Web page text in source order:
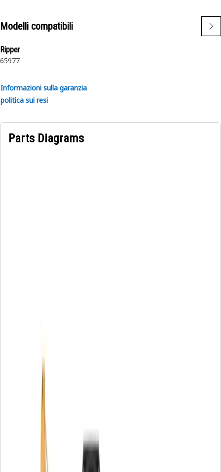
Modelli compatibili
Ripper
65977
Informazioni sulla garanzia
politica sui resi
Parts Diagrams